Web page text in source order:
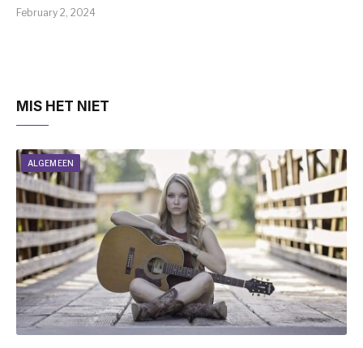
February 2, 2024
MIS HET NIET
ALGEMEEN